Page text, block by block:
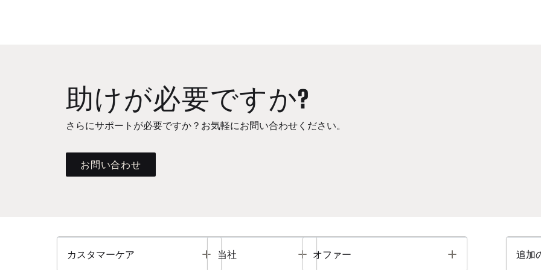
助けが必要ですか?
さらにサポートが必要ですか？お気軽にお問い合わせください。
お問い合わせ
カスタマーケア Toggle
当社 Toggle
オファー Toggle 追加